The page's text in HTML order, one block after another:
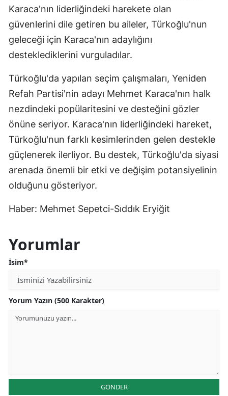
Karaca'nın liderliğindeki harekete olan
güvenlerini dile getiren bu aileler, Türkoğlu'nun
geleceği için Karaca'nın adaylığını
desteklediklerini vurguladılar.
Türkoğlu'da yapılan seçim çalışmaları, Yeniden
Refah Partisi'nin adayı Mehmet Karaca'nın halk
nezdindeki popülaritesini ve desteğini gözler
önüne seriyor. Karaca'nın liderliğindeki hareket,
Türkoğlu'nun farklı kesimlerinden gelen destekle
güçlenerek ilerliyor. Bu destek, Türkoğlu'da siyasi
arenada önemli bir etki ve değişim potansiyelinin
olduğunu gösteriyor.
Haber: Mehmet Sepetci-Sıddık Eryiğit
Yorumlar
İsim*
Yorum Yazın (500 Karakter)
GÖNDER